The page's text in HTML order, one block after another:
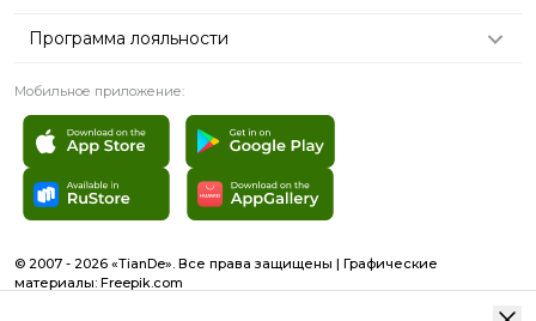
Программа лояльности
Мобильное приложение:
© 2007 - 2026 «TianDe». Все права защищены | Графические
материалы: Freepik.com